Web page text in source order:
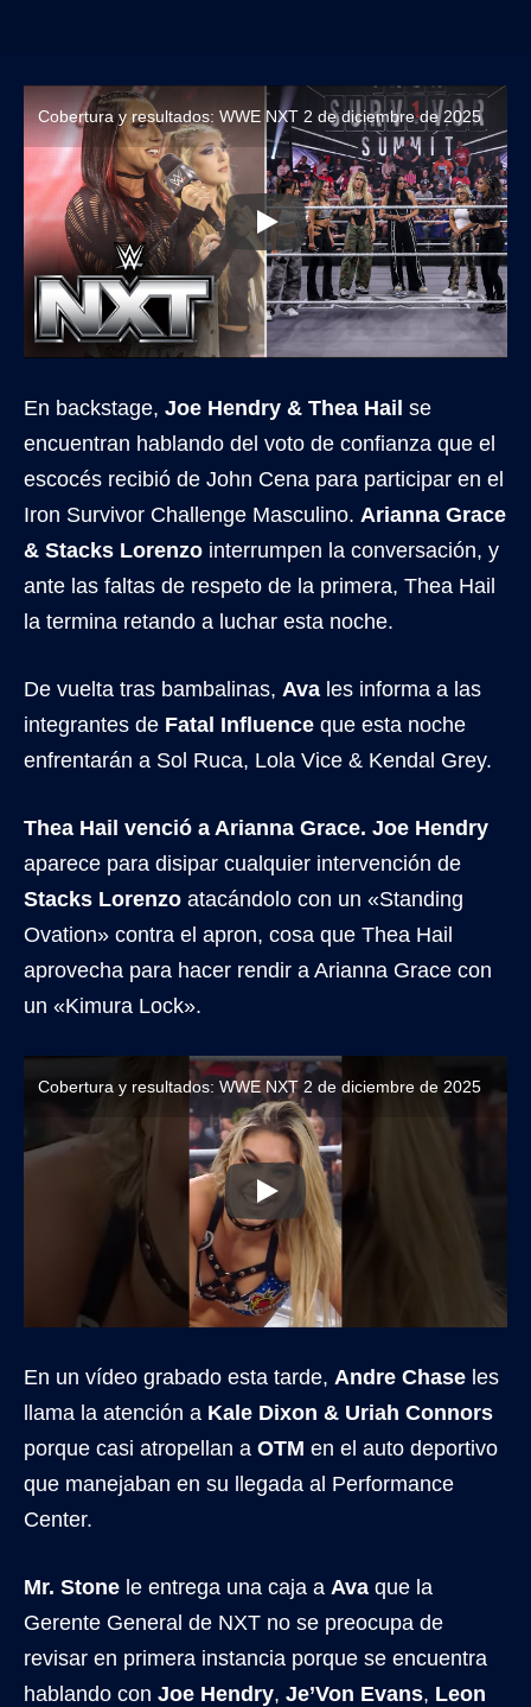
Cobertura y resultados: WWE NXT 2 de diciembre de 2025
En backstage, Joe Hendry & Thea Hail se
encuentran hablando del voto de confianza que el
escocés recibió de John Cena para participar en el
Iron Survivor Challenge Masculino. Arianna Grace
& Stacks Lorenzo interrumpen la conversación, y
ante las faltas de respeto de la primera, Thea Hail
la termina retando a luchar esta noche.
De vuelta tras bambalinas, Ava les informa a las
integrantes de Fatal Influence que esta noche
enfrentarán a Sol Ruca, Lola Vice & Kendal Grey.
Thea Hail venció a Arianna Grace. Joe Hendry
aparece para disipar cualquier intervención de
Stacks Lorenzo atacándolo con un «Standing
Ovation» contra el apron, cosa que Thea Hail
aprovecha para hacer rendir a Arianna Grace con
un «Kimura Lock».
Cobertura y resultados: WWE NXT 2 de diciembre de 2025
En un vídeo grabado esta tarde, Andre Chase les
llama la atención a Kale Dixon & Uriah Connors
porque casi atropellan a OTM en el auto deportivo
que manejaban en su llegada al Performance
Center.
Mr. Stone le entrega una caja a Ava que la
Gerente General de NXT no se preocupa de
revisar en primera instancia porque se encuentra
hablando con Joe Hendry, Je’Von Evans, Leon